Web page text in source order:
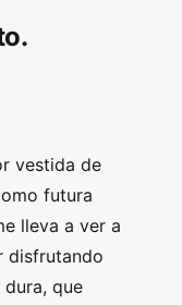
vestida de
futura
lleva a ver a
disfrutando
que